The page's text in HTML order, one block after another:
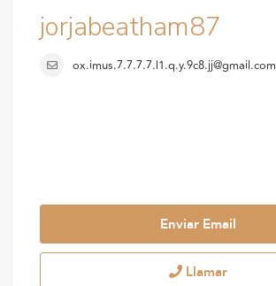
jorjabeatham87
ox.imus.7.7.7.7.l1.q.y.9c8.jj@gmail.com
Enviar Email
Llamar